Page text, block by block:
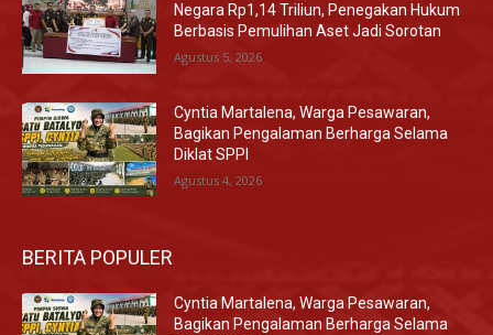
Negara Rp1,14 Triliun, Penegakan Hukum
Berbasis Pemulihan Aset Jadi Sorotan
Agustus 5, 2026
Cyntia Martalena, Warga Pesawaran,
Bagikan Pengalaman Berharga Selama
Diklat SPPI
Agustus 4, 2026
BERITA POPULER
Cyntia Martalena, Warga Pesawaran,
Bagikan Pengalaman Berharga Selama